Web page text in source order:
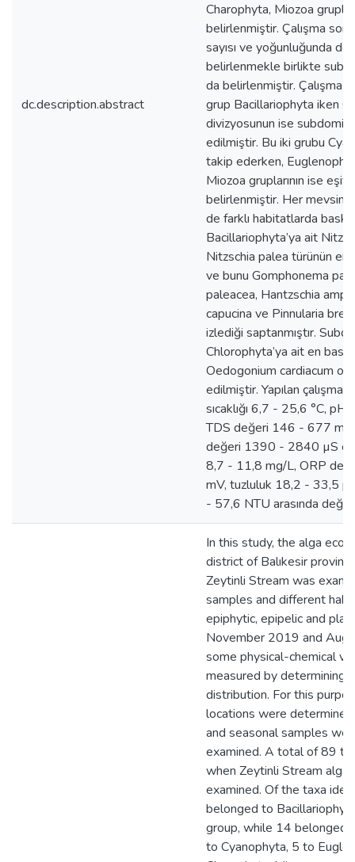
dc.description.abstract
Charophyta, Miozoa
belirlenmiştir. Çalışma
sayısı ve yoğunluğunda
belirlenmekle birlikte
da belirlenmiştir. Çalışma
grup Bacillariophyta iken
divizyosunun ise
edilmiştir. Bu iki grubu
takip ederken,
Miozoa gruplarının ise
belirlenmiştir. Her mevsim
de farklı habitatlarda
Bacillariophyta’ya ait
Nitzschia palea türünün en
ve bunu Gomphonema
paleacea, Hantzschia
capucina ve Pinnularia
izlediği saptanmıştır.
Chlorophyta’ya ait en
Oedogonium cardiacum
edilmiştir. Yapılan çalışma
sıcaklığı 6,7 - 25,6 °C,
TDS değeri 146 - 677
değeri 1390 - 2840 µS
8,7 - 11,8 mg/L, ORP
mV, tuzluluk 18,2 - 33,5
- 57,6 NTU arasında
In this study, the alga
district of Balıkesir
Zeytinli Stream was
samples and different
epiphytic, epipelic and
November 2019 and
some physical-chemical
measured by determining
distribution. For this
locations were
and seasonal samples
examined. A total of 89
when Zeytinli Stream alga
examined. Of the taxa
belonged to
group, while 14 belonged
to Cyanophyta, 5 to